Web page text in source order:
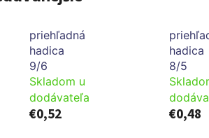
priehľadná
hadica
9/6
Skladom u
dodávateľa
€0,52
hadica
8/5
€0,48